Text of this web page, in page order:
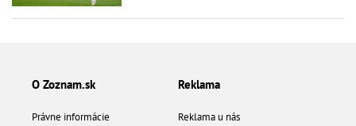
O Zoznam.sk
Právne informácie
Reklama
Reklama u nás